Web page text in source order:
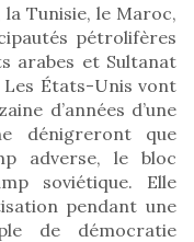
la Tunisie, le Maroc,
pétrolifères
arabes et Sultanat
Les États-Unis vont
d’années d’une
dénigreront que
adverse, le bloc
soviétique. Elle
pendant une
de démocratie